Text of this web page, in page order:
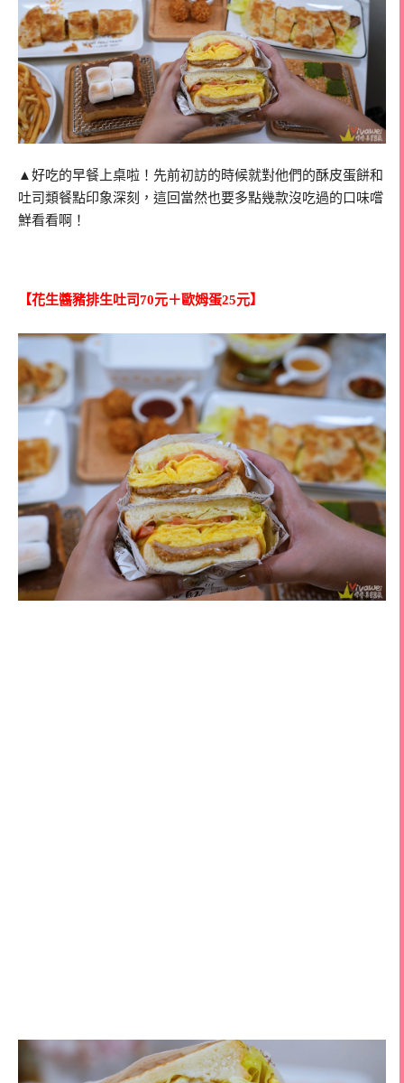
▲好吃的早餐上桌啦！先前初訪的時候就對他們的酥皮蛋餅和
吐司類餐點印象深刻，這回當然也要多點幾款沒吃過的口味嚐
鮮看看啊！
【花生醬豬排生吐司70元＋歐姆蛋25元】